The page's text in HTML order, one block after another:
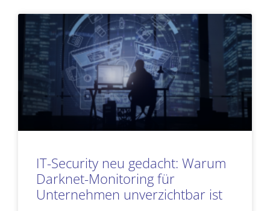
IT-Security neu gedacht: Warum
Darknet-Monitoring für
Unternehmen unverzichtbar ist